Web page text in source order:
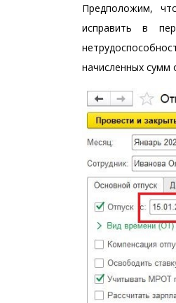
Предположим,
исправить в
начисленных сумм